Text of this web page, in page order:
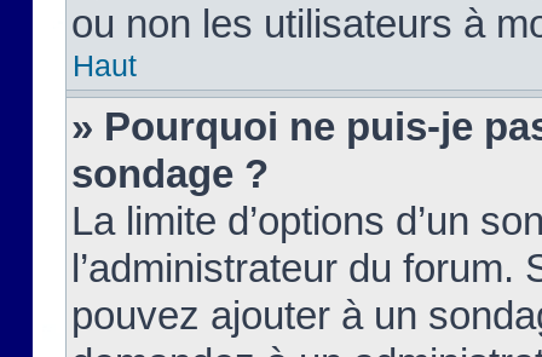
ou non les utilisateurs à
Haut
» Pourquoi ne puis-je
sondage ?
La limite d’options d’un
l’administrateur du forum.
pouvez ajouter à un